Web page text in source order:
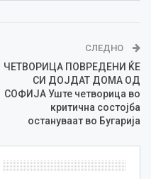
СЛЕДНО
ЧЕТВОРИЦА ПОВРЕДЕНИ ЌЕ
СИ ДОЈДАТ ДОМА ОД
СОФИЈА Уште четворица во
критична состојба
остануваат во Бугарија